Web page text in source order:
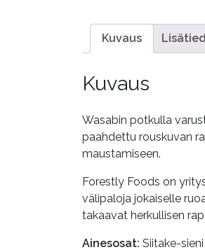
Kuvaus
Kuvaus
Wasabin potkulla
paahdettu rouskuvan
maustamiseen.
Forestly Foods on
välipaloja jokaiselle
takaavat herkullisen
Ainesosat: Siitake-